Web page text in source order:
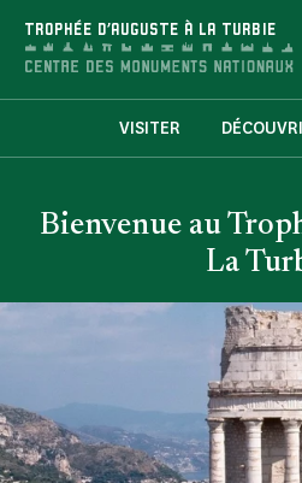
TROPHÉE D'AUGUSTE À LA TURBIE
VISITER
Bienvenue au
La